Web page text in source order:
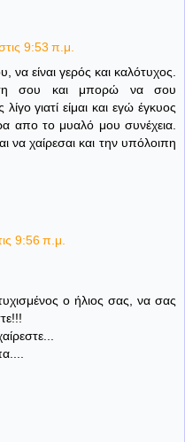
9:53 π.μ.
να είναι γερός και καλότυχος.
σου και μπορώ να σου
γιατί είμαι και εγώ έγκυος
απο το μυαλό μου συνέχεια.
να χαίρεσαι και την υπόλοιπη
9:56 π.μ.
ο ήλιος σας, να σας